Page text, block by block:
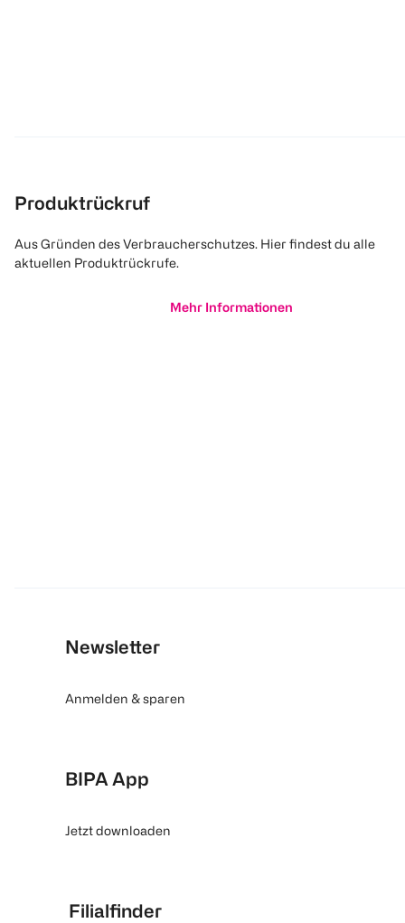
Produktrückruf
Aus Gründen des Verbraucherschutzes. Hier findest du alle
aktuellen Produktrückrufe.
Mehr Informationen
Newsletter
Anmelden & sparen
BIPA App
Jetzt downloaden
Filialfinder